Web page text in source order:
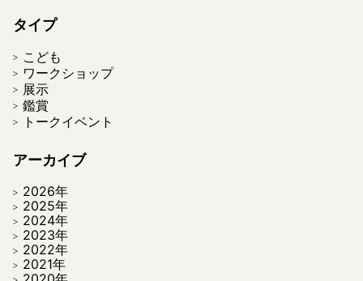
タイプ
こども
ワークショップ
展示
鑑賞
トークイベント
アーカイブ
2026年
2025年
2024年
2023年
2022年
2021年